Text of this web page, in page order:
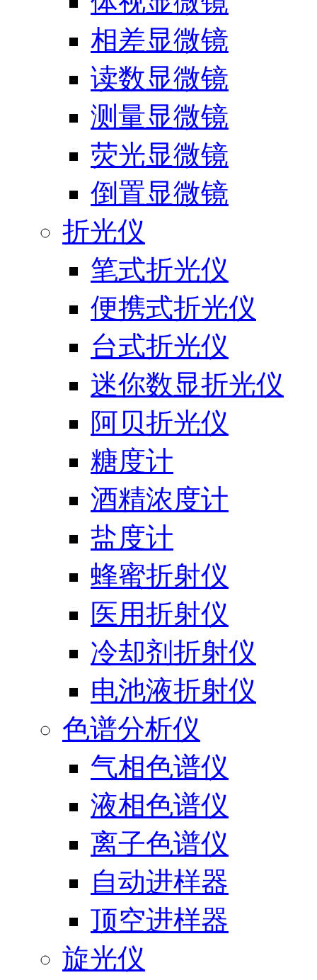
相差显微镜
读数显微镜
测量显微镜
荧光显微镜
倒置显微镜
折光仪
笔式折光仪
便携式折光仪
台式折光仪
迷你数显折光仪
阿贝折光仪
糖度计
酒精浓度计
盐度计
蜂蜜折射仪
医用折射仪
冷却剂折射仪
电池液折射仪
色谱分析仪
气相色谱仪
液相色谱仪
离子色谱仪
自动进样器
顶空进样器
旋光仪